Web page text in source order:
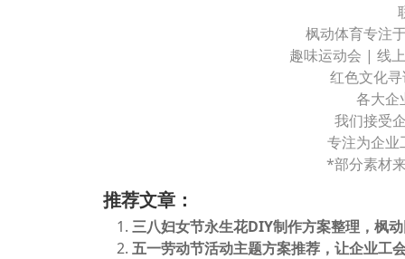
枫动体育专注
趣味运动会 | 线
红色文化
各大企
我们接受
专注为企业
*部分素材
推荐文章：
三八妇女节永生花DIY制作方案整理，枫
五一劳动节活动主题方案推荐，让企业工